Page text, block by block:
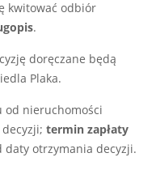
kwitować odbiór
.
doręczane będą
Plaka.
od nieruchomości
termin zapłaty
daty otrzymania decyzji.